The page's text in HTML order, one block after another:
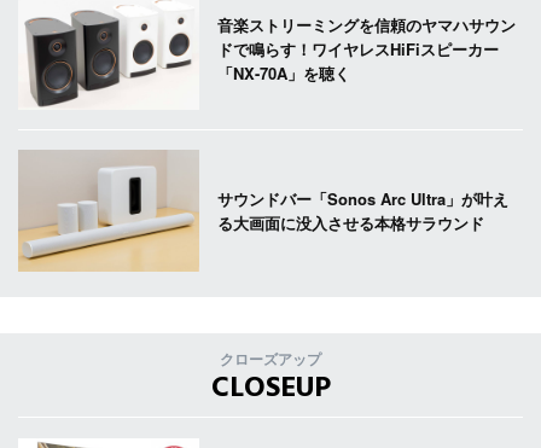
音楽ストリーミングを信頼のヤマハサウン
ドで鳴らす！ワイヤレスHiFiスピーカー
「NX-70A」を聴く
サウンドバー「Sonos Arc Ultra」が叶え
る大画面に没入させる本格サラウンド
クローズアップ
CLOSEUP